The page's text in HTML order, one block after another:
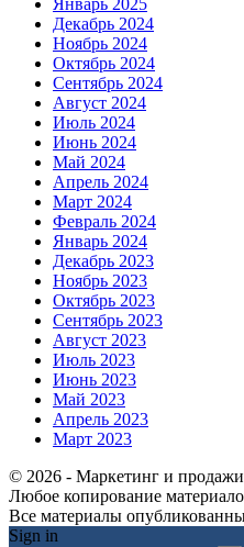
Декабрь 2024
Ноябрь 2024
Октябрь 2024
Сентябрь 2024
Август 2024
Июль 2024
Июнь 2024
Май 2024
Апрель 2024
Март 2024
Февраль 2024
Январь 2024
Декабрь 2023
Ноябрь 2023
Октябрь 2023
Сентябрь 2023
Август 2023
Июль 2023
Июнь 2023
Май 2023
Апрель 2023
Март 2023
© 2026 - Маркетинг и
Любое копирование
Все материалы
Sign in